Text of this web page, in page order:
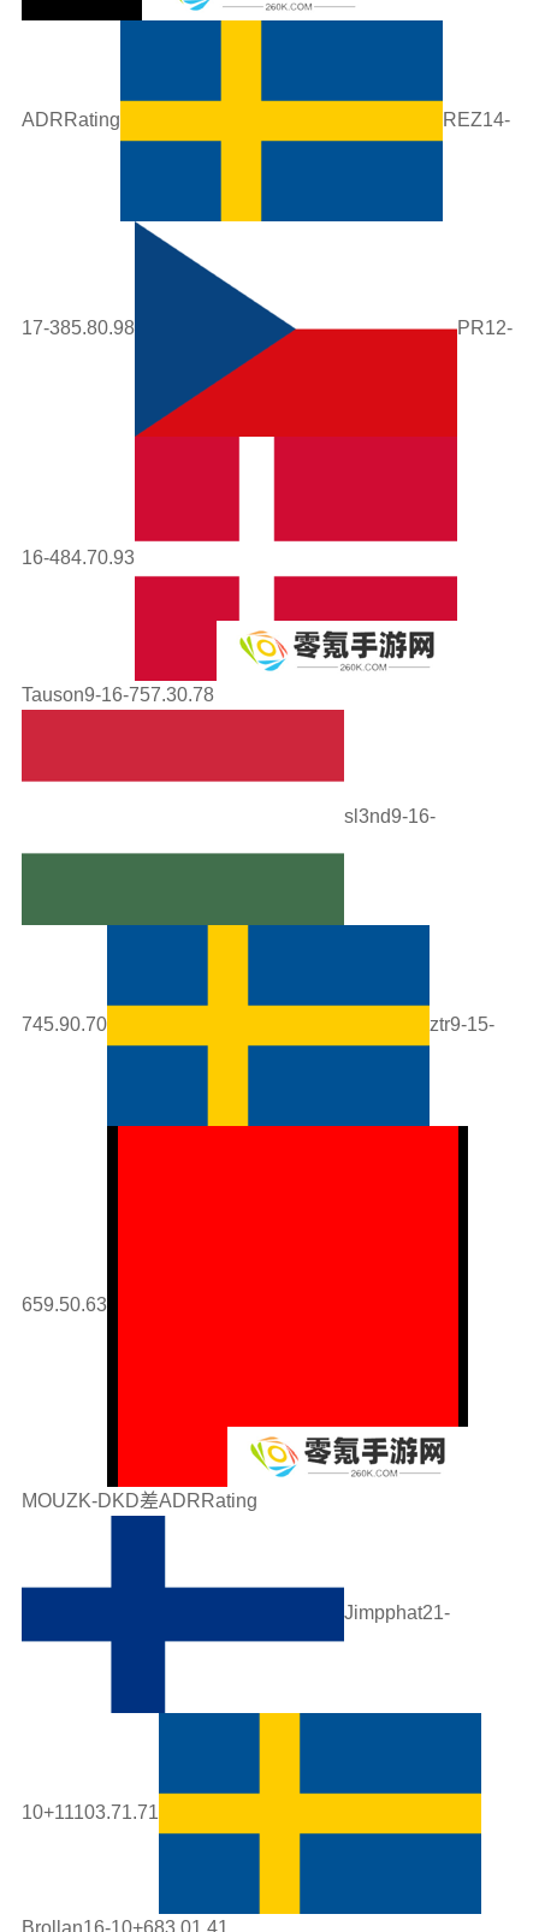
ADRRating REZ14-
17-385.80.98 PR12-
16-484.70.93
Tauson9-16-757.30.78
sl3nd9-16-
745.90.70 ztr9-15-
659.50.63
MOUZK-DKD差ADRRating
Jimpphat21-
10+11103.71.71